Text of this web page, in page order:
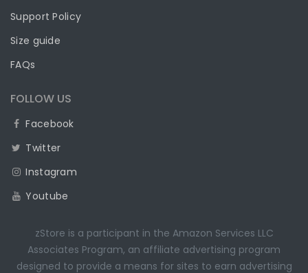
Support Policy
Size guide
FAQs
FOLLOW US
Facebook
Twitter
Instagram
Youtube
zStore is a participant in the Amazon Services LLC
Associates Program, an affiliate advertising program
designed to provide a means for sites to earn advertising